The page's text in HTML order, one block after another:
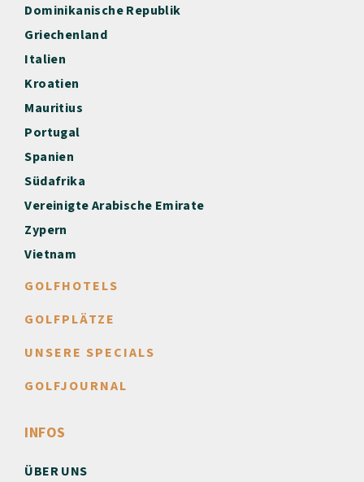
Dominikanische Republik
Griechenland
Italien
Kroatien
Mauritius
Portugal
Spanien
Südafrika
Vereinigte Arabische Emirate
Zypern
Vietnam
GOLFHOTELS
GOLFPLÄTZE
UNSERE SPECIALS
GOLFJOURNAL
INFOS
ÜBER UNS